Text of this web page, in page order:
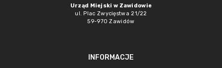
Urząd Miejski w Zawidowie
ul. Plac Zwycięstwa 21/22
59-970 Zawidów
INFORMACJE